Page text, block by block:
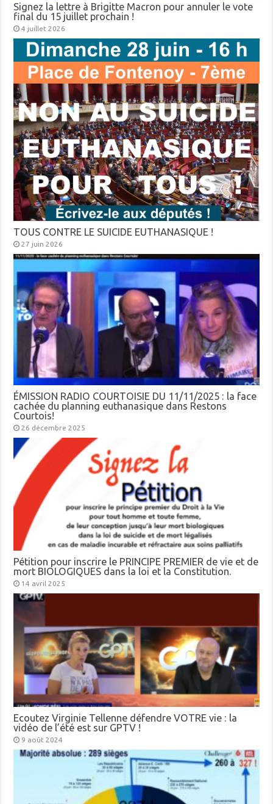
Signez la lettre à Brigitte Macron pour annuler le vote
final du 15 juillet prochain !
4 juillet 2026
TOUS CONTRE LE SUICIDE EUTHANASIQUE !
27 juin 2026
ÉMISSION RADIO COURTOISIE DU 11/11/2025 : la face
cachée du planning euthanasique dans Restons
Courtois!
26 décembre 2025
Pétition pour inscrire le PRINCIPE PREMIER de vie et de
mort BIOLOGIQUES dans la loi et la Constitution.
14 avril 2025
Ecoutez Virginie Tellenne défendre VOTRE vie : la
vidéo de l’été est sur GPTV !
9 août 2024